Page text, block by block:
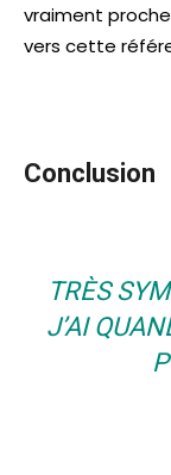
vraiment
vers cette
Conclusion
TRÈS
J’AI